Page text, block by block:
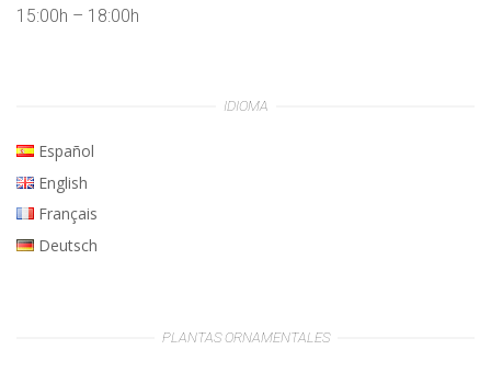
15:00h – 18:00h
IDIOMA
Español
English
Français
Deutsch
PLANTAS ORNAMENTALES